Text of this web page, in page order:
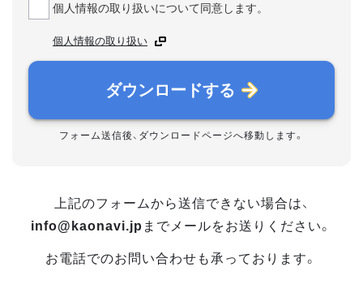
個人情報の取り扱いについて同意します。
個人情報の取り扱い
ダウンロードする
フォーム送信後、ダウンロードページへ移動します。
上記のフォームから送信できない場合は、
info@kaonavi.jp までメールをお送りください。
お電話でのお問い合わせも承っております。